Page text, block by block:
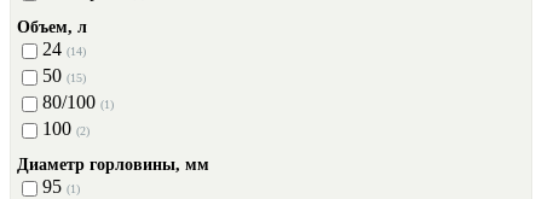
Объем, л
24 (14)
50 (15)
80/100 (1)
100 (2)
Диаметр горловины, мм
95 (1)